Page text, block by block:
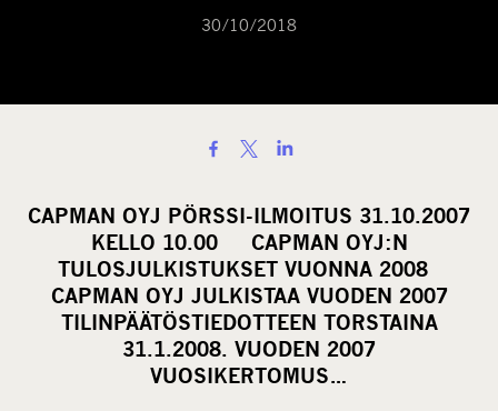
30/10/2018
a
r
e
o
n
s
o
CAPMAN OYJ PÖRSSI-ILMOITUS 31.10.2007
KELLO 10.00 CAPMAN OYJ:N
TULOSJULKISTUKSET VUONNA 2008
CAPMAN OYJ JULKISTAA VUODEN 2007
TILINPÄÄTÖSTIEDOTTEEN TORSTAINA
31.1.2008. VUODEN 2007
VUOSIKERTOMUS…